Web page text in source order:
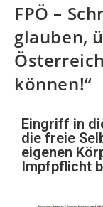
FPÖ –
glauben,
können!“
Eingriff in
die freie
eigenen
Impfpflicht